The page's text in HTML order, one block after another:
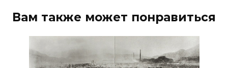
Вам также может понравиться